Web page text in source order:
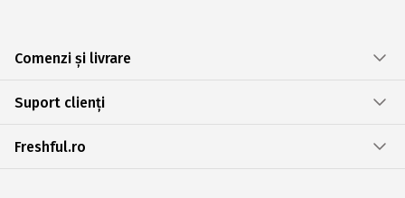
Comenzi și livrare
Suport clienți
Freshful.ro